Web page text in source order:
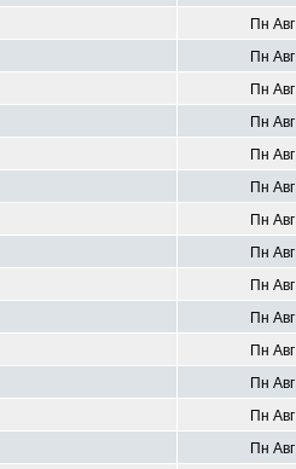
Пн
Пн
Пн
Пн
Пн
Пн
Пн
Пн
Пн
Пн
Пн
Пн
Пн
Пн